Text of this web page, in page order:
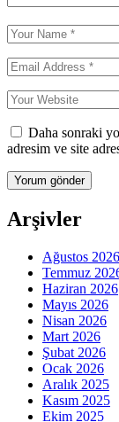
Daha sonraki
adresim ve site
Arşivler
Ağustos 2026
Temmuz
Haziran 2026
Mayıs 2026
Nisan 2026
Mart 2026
Şubat 2026
Ocak 2026
Aralık 2025
Kasım 2025
Ekim 2025